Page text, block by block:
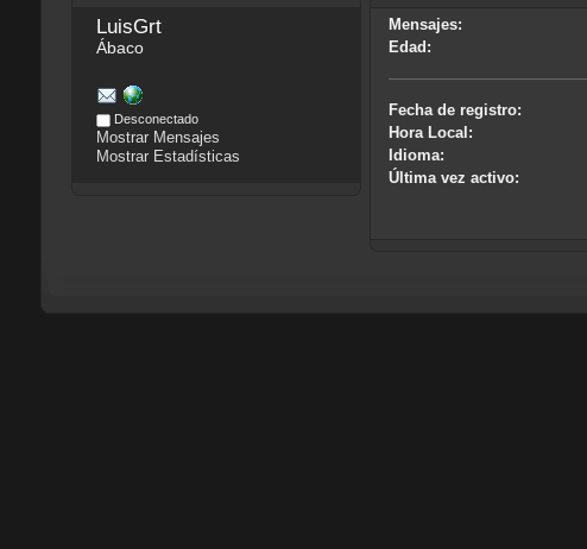
LuisGrt
Ábaco
Desconectado
Mostrar Mensajes
Mostrar Estadísticas
Mensajes:
Edad:
Fecha de registro:
Hora Local:
Idioma:
Última vez activo: